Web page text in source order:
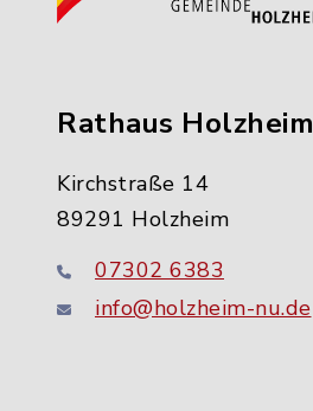
Rathaus Holzheim
Kirchstraße 14
89291 Holzheim
07302 6383
info@holzheim-nu.de